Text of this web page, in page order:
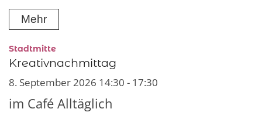
Mehr
Stadtmitte:
Kreativnachmittag
8. September 2026 14:30 - 17:30
im Café Alltäglich